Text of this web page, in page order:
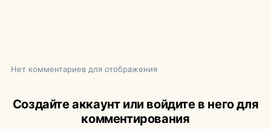
Нет комментариев для отображения
Создайте аккаунт или войдите в него для
комментирования